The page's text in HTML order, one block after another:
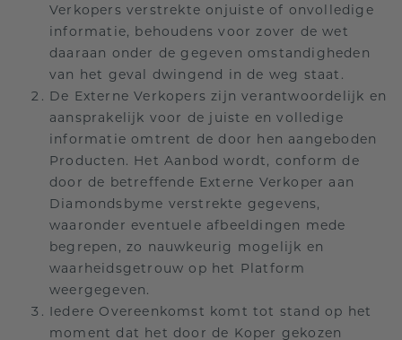
Verkopers verstrekte onjuiste of onvolledige
informatie, behoudens voor zover de wet
daaraan onder de gegeven omstandigheden
van het geval dwingend in de weg staat.
De Externe Verkopers zijn verantwoordelijk en
aansprakelijk voor de juiste en volledige
informatie omtrent de door hen aangeboden
Producten. Het Aanbod wordt, conform de
door de betreffende Externe Verkoper aan
Diamondsbyme verstrekte gegevens,
waaronder eventuele afbeeldingen mede
begrepen, zo nauwkeurig mogelijk en
waarheidsgetrouw op het Platform
weergegeven.
Iedere Overeenkomst komt tot stand op het
moment dat het door de Koper gekozen